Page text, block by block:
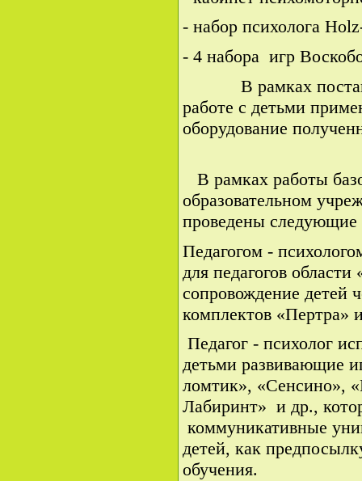
- набор психолога
- 4 набора игр
В рамках
работе с детьми
оборудование
В рамках работы
образовательном
проведены следующие
Педагогом -
для педагогов
сопровождение детей
комплектов
Педагог - психолог
детьми развивающие
ломтик», «Сенсино»,
Лабиринт» и др.,
коммуникативные
детей, как
обучения.